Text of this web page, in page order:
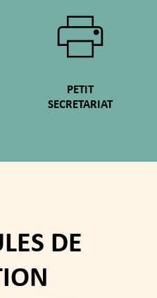
PETIT
SECRETARIAT
DE